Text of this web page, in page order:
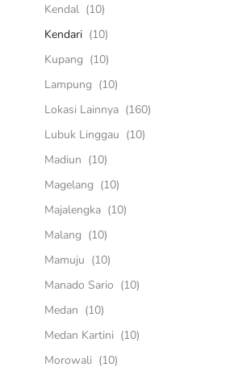
Kendal (10)
Kendari (10)
Kupang (10)
Lampung (10)
Lokasi Lainnya (160)
Lubuk Linggau (10)
Madiun (10)
Magelang (10)
Majalengka (10)
Malang (10)
Mamuju (10)
Manado Sario (10)
Medan (10)
Medan Kartini (10)
Morowali (10)